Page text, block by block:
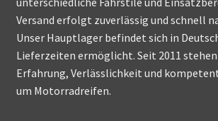
Versand erfolgt zuverlässig und schnell
Unser Hauptlager befindet sich in
Lieferzeiten ermöglicht. Seit 2011
Erfahrung, Verlässlichkeit und
um Motorradreifen.